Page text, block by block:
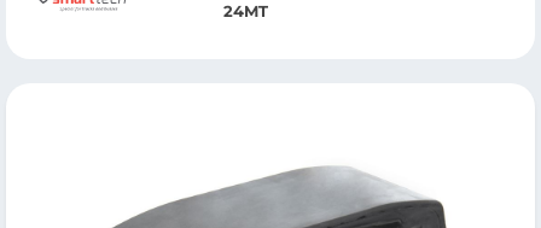
24MT